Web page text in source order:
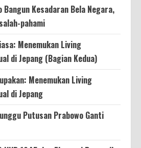
Kesadaran Bela Negara,
pahami
Menemukan Living
di Jepang (Bagian Kedua)
Menemukan Living
di Jepang
Putusan Prabowo Ganti